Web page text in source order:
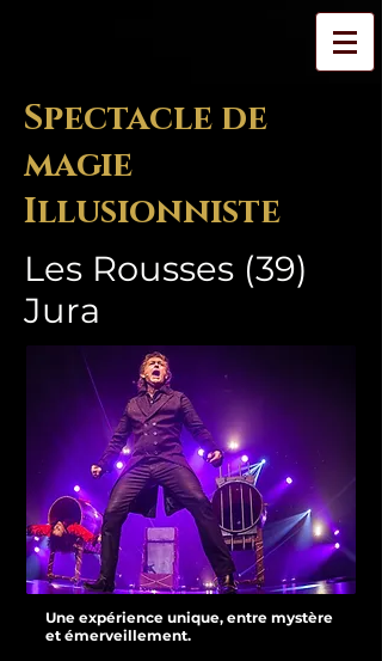
Spectacle de
magie
Illusionniste
Les Rousses (39)
Jura
Une expérience unique, entre mystère
et émerveillement.